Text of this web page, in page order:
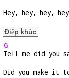
Hey, hey, hey, hey
Điệp khúc
G
Tell me did you
Did you make it